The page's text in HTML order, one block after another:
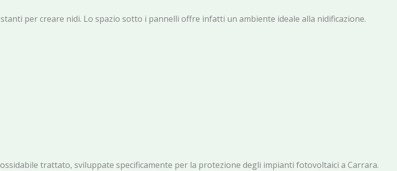
per creare nidi. Lo spazio sotto i pannelli offre infatti un ambiente ideale alla nidificazione.
trattato, sviluppate specificamente per la protezione degli impianti fotovoltaici a Carrara.